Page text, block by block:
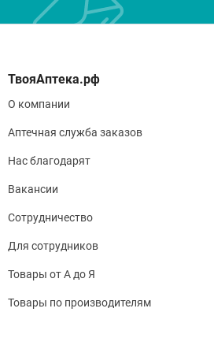
О компании
Аптечная служба заказов
Нас благодарят
Вакансии
Сотрудничество
Для сотрудников
Товары от А до Я
Товары по производителям